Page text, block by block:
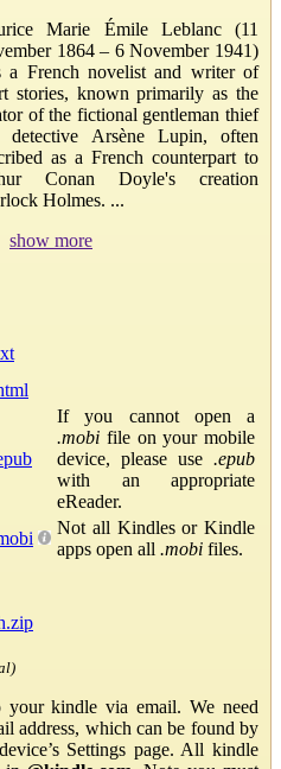
Marie Émile Leblanc (11
1864 – 6 November 1941)
a French novelist and writer of
stories, known primarily as the
of the fictional gentleman thief
detective Arsène Lupin, often
as a French counterpart to
Conan Doyle's creation
Holmes. ...
show more
If you cannot open a
.mobi file on your mobile
device, please use .epub
with an appropriate
eReader.
Not all Kindles or Kindle
apps open all .mobi files.
your kindle via email. We need
address, which can be found by
Settings page. All kindle